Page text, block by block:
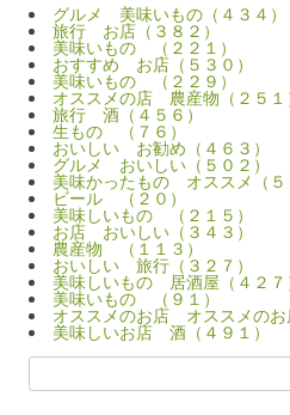
グルメ 美味いもの（４３４）
旅行 お店（３８２）
美味いもの （２２１）
おすすめ お店（５３０）
美味いもの （２２９）
オススメの店 農産物（２５１
旅行 酒（４５６）
生もの （７６）
おいしい お勧め（４６３）
グルメ おいしい（５０２）
美味かったもの オススメ（５
ビール （２０）
美味しいもの （２１５）
お店 おいしい（３４３）
農産物 （１１３）
おいしい 旅行（３２７）
美味しいもの 居酒屋（４２７
美味いもの （９１）
オススメのお店 オススメのお
美味しいお店 酒（４９１）
索: